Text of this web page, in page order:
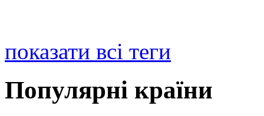
показати всі теги
Популярні країни